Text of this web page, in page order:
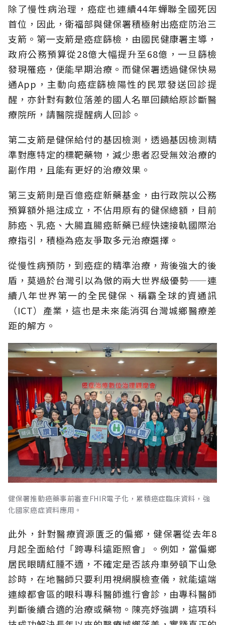
除了慢性病治理，癌症也連續44年蟬聯全國死因
首位，因此，衛福部與健保署積極射出癌症防治三
支箭。第一支箭是癌症篩檢，由國民健康署主導，
政府公務預算從28億大幅提升至68億，一旦篩檢
發現罹癌，便能早期治療。而健保署透過健保快易
通App，主動向癌症篩檢陽性的民眾發送回診提
醒，亦針對有數位落差的國人名單回饋給原診斷醫
療院所，請醫院提醒病人回診。
第二支箭是健保給付的基因檢測，透過基因檢測精
準對應特定的標靶藥物，減少患者忍受無效治療的
副作用，且能有更好的治療效果。
第三支箭則是百億癌症新藥基金，由行政院以公務
預算額外挹注成立，不佔用原有的健保總額，目前
肺癌、乳癌、大腸直腸癌新藥已經快速接軌國際治
療指引，積極為癌友爭取多元治療選擇。
從慢性病預防，到癌症的精準治療，背後強大的後
盾，莫過於台灣引以為傲的兩大世界級優勢——連
續八年世界第一的全民健保、稱霸全球的資通訊
（ICT）產業，這也是未來能消弭台灣城鄉醫療差
距的解方。
健保署推動癌藥事前審查FHIR電子化，累積癌症臨床資料，強
化國家癌症資料應用。
此外，針對醫療資源匱乏的偏鄉，健保署從去年8
月起全面給付「跨專科遠距照會」。例如，當偏鄉
居民眼睛紅腫不適，不確定是否該舟車勞頓下山急
診時，在地醫師只要利用視網膜檢查儀，就能遠端
連線都會區的眼科專科醫師進行會診，由專科醫師
判斷後續合適的治療或藥物。陳亮妤強調，這項科